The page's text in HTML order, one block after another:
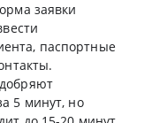
заявки
паспортные
5 минут, но